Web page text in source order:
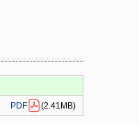
PDF (2.41MB)